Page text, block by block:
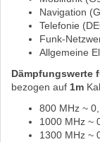
Navigation
Telefonie
Funk-
Allgemeine
Dämpfungswerte
bezogen auf 1m
800 MHz ~
1000 MHz ~
1300 MHz ~